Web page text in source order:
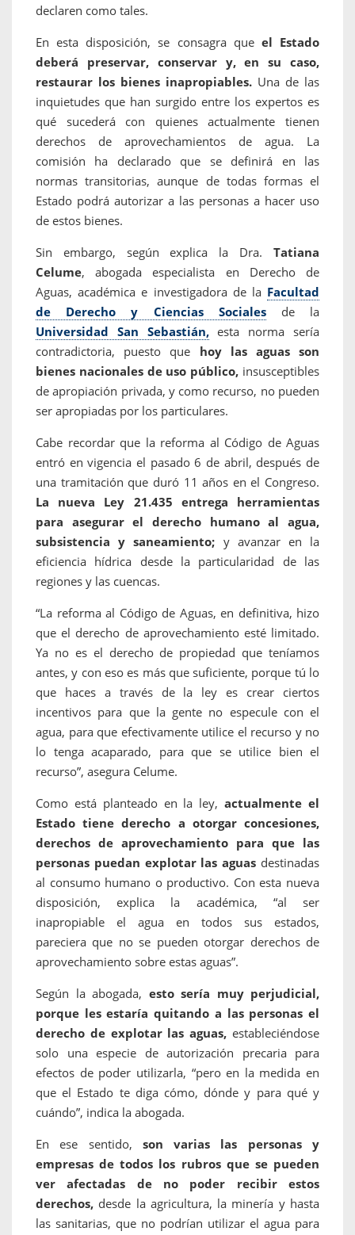
declaren como tales.
En esta disposición, se consagra que el Estado
deberá preservar, conservar y, en su caso,
restaurar los bienes inapropiables. Una de las
inquietudes que han surgido entre los expertos es
qué sucederá con quienes actualmente tienen
derechos de aprovechamientos de agua. La
comisión ha declarado que se definirá en las
normas transitorias, aunque de todas formas el
Estado podrá autorizar a las personas a hacer uso
de estos bienes.
Sin embargo, según explica la Dra. Tatiana
Celume, abogada especialista en Derecho de
Aguas, académica e investigadora de la Facultad
de Derecho y Ciencias Socialesde la
Universidad San Sebastián,esta norma sería
contradictoria, puesto que hoy las aguas son
bienes nacionales de uso público, insusceptibles
de apropiación privada, y como recurso, no pueden
ser apropiadas por los particulares.
Cabe recordar que la reforma al Código de Aguas
entró en vigencia el pasado 6 de abril, después de
una tramitación que duró 11 años en el Congreso.
La nueva Ley 21.435 entrega herramientas
para asegurar el derecho humano al agua,
subsistencia y saneamiento; y avanzar en la
eficiencia hídrica desde la particularidad de las
regiones y las cuencas.
“La reforma al Código de Aguas, en definitiva, hizo
que el derecho de aprovechamiento esté limitado.
Ya no es el derecho de propiedad que teníamos
antes, y con eso es más que suficiente, porque tú lo
que haces a través de la ley es crear ciertos
incentivos para que la gente no especule con el
agua, para que efectivamente utilice el recurso y no
lo tenga acaparado, para que se utilice bien el
recurso”, asegura Celume.
Como está planteado en la ley,actualmente el
Estado tiene derecho a otorgar concesiones,
derechos de aprovechamiento para que las
personas puedan explotar las aguas destinadas
al consumo humano o productivo. Con esta nueva
disposición, explica la académica, “al ser
inapropiable el agua en todos sus estados,
pareciera que no se pueden otorgar derechos de
aprovechamiento sobre estas aguas”.
Según la abogada, esto sería muy perjudicial,
porque les estaría quitando a las personas el
derecho de explotar las aguas, estableciéndose
solo una especie de autorización precaria para
efectos de poder utilizarla, “pero en la medida en
que el Estado te diga cómo, dónde y para qué y
cuándo”, indica la abogada.
En ese sentido, son varias las personas y
empresas de todos los rubros que se pueden
ver afectadas de no poder recibir estos
derechos, desde la agricultura, la minería y hasta
las sanitarias, que no podrían utilizar el agua para